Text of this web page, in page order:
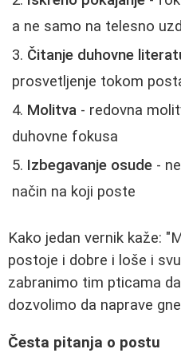
a ne samo na telesno
Čitanje duhovne
prosvetljenje tokom
Molitva - redovna
duhovne fokusa
Izbegavanje osude -
način na koji poste
Kako jedan vernik kaže:
postoje i dobre i loše i
zabranimo tim pticama
dozvolimo da naprave
Česta pitanja o postu